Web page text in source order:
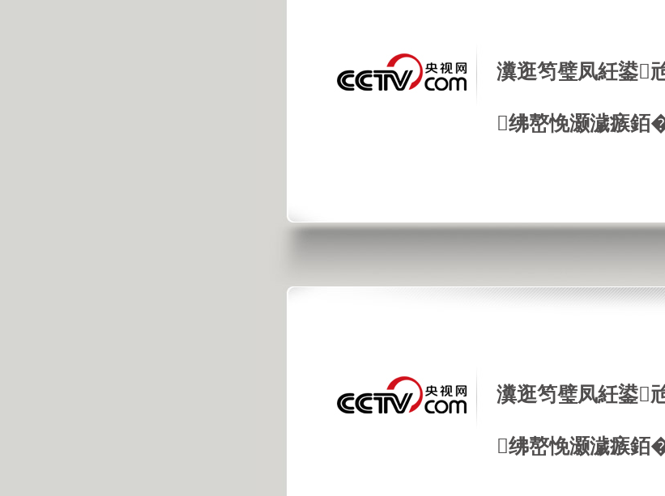
瀵逛笉璧凤紝鍙
绋嶅悗灏濊瘯銆
瀵逛笉璧凤紝鍙
绋嶅悗灏濊瘯銆